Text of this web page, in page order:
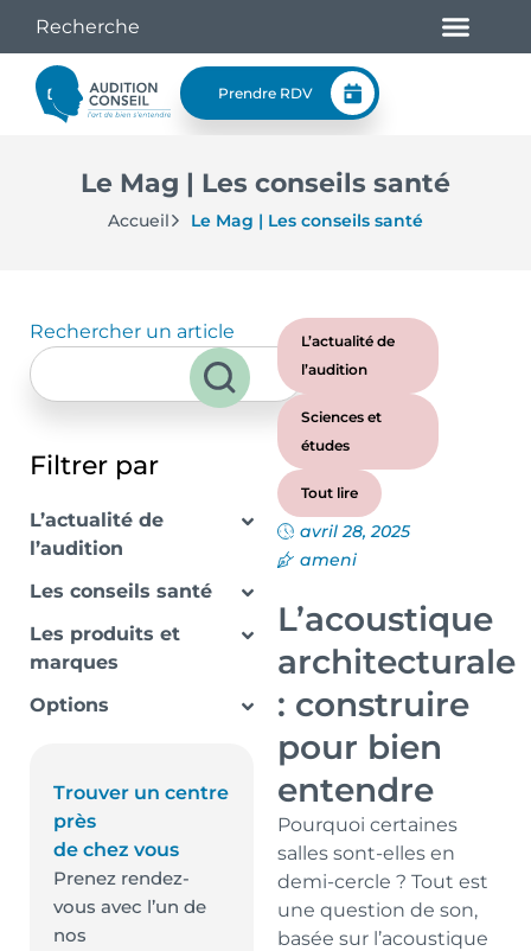
Prendre RDV
Le Mag | Les conseils santé
Accueil Le Mag | Les conseils santé
Rechercher un article
Filtrer par
L’actualité de
l’audition
Les conseils santé
Les produits et
marques
Options
Trouver un centre
près
de chez vous
Prenez rendez-
vous avec l’un de
nos
L’actualité de
l’audition
Sciences et
études
Tout lire
avril 28, 2025
ameni
L’acoustique
architecturale
: construire
pour bien
entendre
Pourquoi certaines
salles sont-elles en
demi-cercle ? Tout est
une question de son,
basée sur l’acoustique